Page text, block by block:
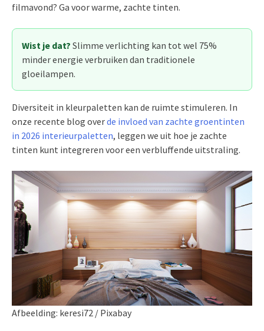
filmavond? Ga voor warme, zachte tinten.
Wist je dat? Slimme verlichting kan tot wel 75%
minder energie verbruiken dan traditionele
gloeilampen.
Diversiteit in kleurpaletten kan de ruimte stimuleren. In
onze recente blog overde invloed van zachte groentinten
in 2026 interieurpaletten, leggen we uit hoe je zachte
tinten kunt integreren voor een verbluffende uitstraling.
Afbeelding: keresi72 / Pixabay